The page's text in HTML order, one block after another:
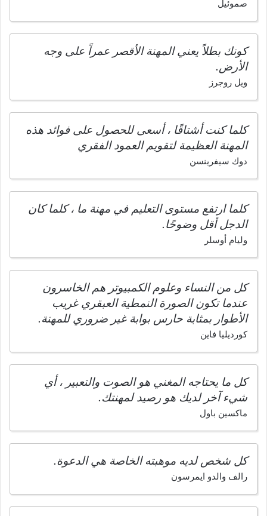
صموئيل
كونك بطلاً يعني المهنة الأقصر عمراً على وجه
الأرض.
ويل روجرز
كلما كنت أشتاقًا ، أسعى للحصول على فوائد هذه
المهنة العظيمة لتقويم العمود الفقري
دوك سيفرينسن
كلما ارتفع مستوى التعليم في مهنة ما ، كلما كان
الدجل أقل وضوحًا.
وليام أوسلر
كل من النساء وعلوم الكمبيوتر هم الخاسرون
عندما تكون الصورة النمطية العبقري غريب
الأطوار بمثابة حارس بوابة غير ضروري للمهنة.
كورديليا فاين
كل ما يحتاجه المغني هو الصوت والتعبير ، أي
شيء آخر لديك هو رصيد لمهنتك.
ماكسين باول
كل شخص لديه موهبته الخاصة هي الدعوة.
رالف والدو ايمرسون